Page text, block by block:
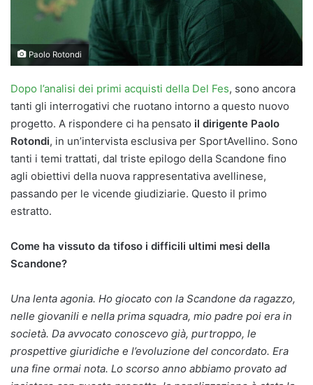
Paolo Rotondi
Dopo l’analisi dei primi acquisti della Del Fes, sono ancora
tanti gli interrogativi che ruotano intorno a questo nuovo
progetto. A rispondere ci ha pensato il dirigente Paolo
Rotondi, in un’intervista esclusiva per SportAvellino. Sono
tanti i temi trattati, dal triste epilogo della Scandone fino
agli obiettivi della nuova rappresentativa avellinese,
passando per le vicende giudiziarie. Questo il primo
estratto.
Come ha vissuto da tifoso i difficili ultimi mesi della
Scandone?
Una lenta agonia. Ho giocato con la Scandone da ragazzo,
nelle giovanili e nella prima squadra, mio padre poi era in
società. Da avvocato conoscevo già, purtroppo, le
prospettive giuridiche e l’evoluzione del concordato. Era
una fine ormai nota. Lo scorso anno abbiamo provato ad